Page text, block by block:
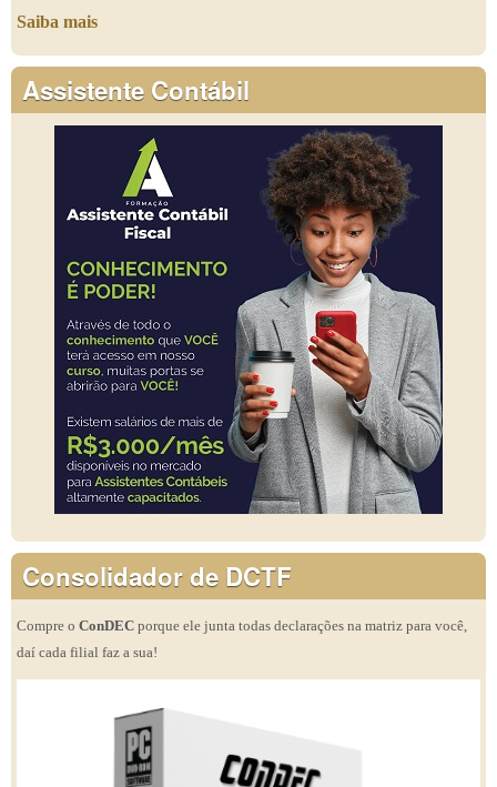
Saiba mais
Assistente Contábil
Consolidador de DCTF
Compre o ConDEC porque ele junta todas declarações na matriz para você,
daí cada filial faz a sua!